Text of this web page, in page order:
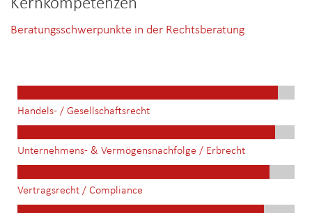
Kernkompetenzen
Beratungsschwerpunkte in der Rechtsberatung
Handels- / Gesellschaftsrecht
Unternehmens- & Vermögensnachfolge / Erbrecht
Vertragsrecht / Compliance